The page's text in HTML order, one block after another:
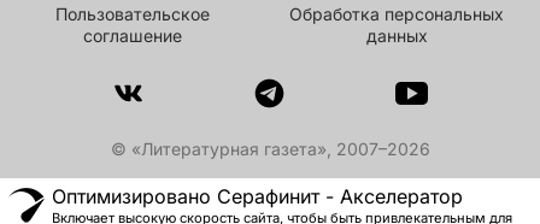
Пользовательское
соглашение
Обработка персональных
данных
© «Литературная газета», 2007–2026
Оптимизировано Серафинит - Акселератор
Включает высокую скорость сайта, чтобы быть привлекательным для